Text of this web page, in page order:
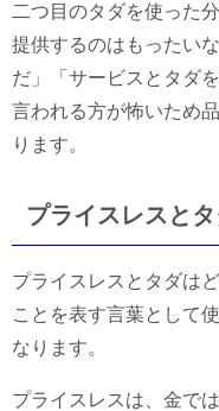
二つ目のタダを使った
提供するのはもったい
だ」「サービスとタダ
言われる方が怖いため
ります。
プライスレスと
プライスレスとタダは
ことを表す言葉として
なります。
プライスレスは、金で